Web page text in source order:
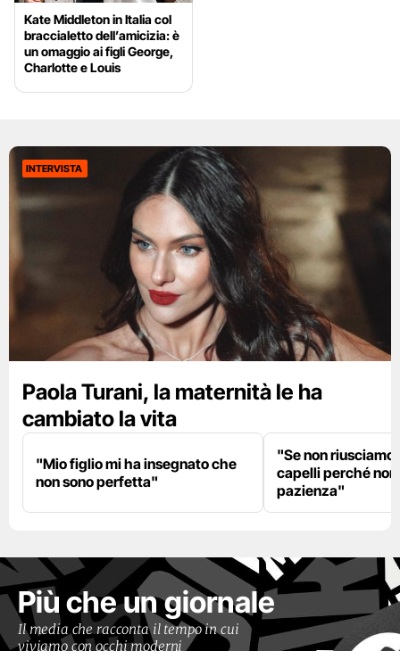
Kate Middleton in Italia col
braccialetto dell’amicizia: è
un omaggio ai figli George,
Charlotte e Louis
INTERVISTA
Paola Turani, la maternità le ha
cambiato la vita
"Mio figlio mi ha insegnato che
non sono perfetta"
"Se non riusciamo
capelli perché
pazienza"
Più che un giornale
Il media che racconta il tempo in cui
viviamo con occhi moderni